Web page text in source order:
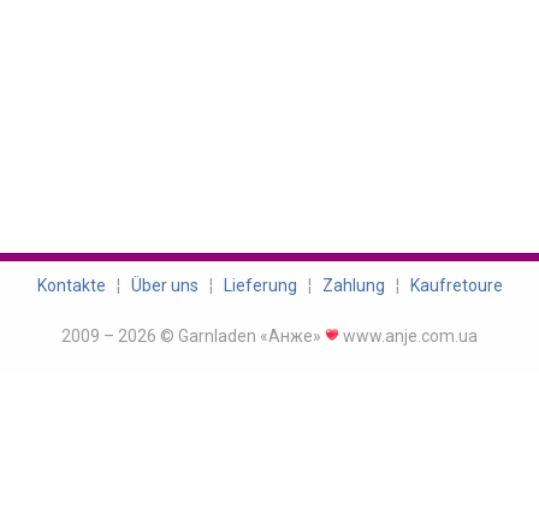
Kontakte ¦ Über uns ¦ Lieferung ¦ Zahlung ¦ Kaufretoure
2009 – 2026 © Garnladen «Анже» www.anje.com.ua